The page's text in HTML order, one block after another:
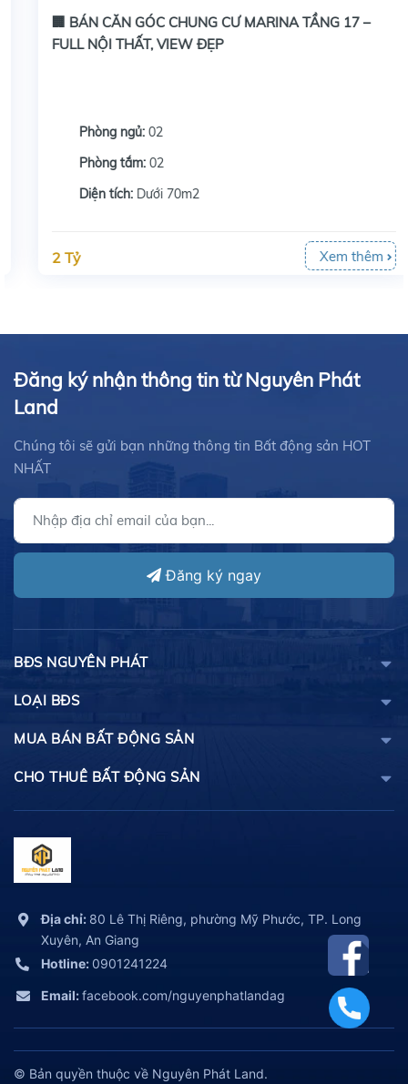
🏢 BÁN CĂN GÓC CHUNG CƯ MARINA TẦNG 17 –
FULL NỘI THẤT, VIEW ĐẸP
Phòng ngủ:02
Phòng tắm:02
Diện tích:Dưới 70m2
2 Tỷ Xem thêm
Đăng ký nhận thông tin từ Nguyên Phát
Land
Chúng tôi sẽ gửi bạn những thông tin Bất động sản HOT
NHẤT
Đăng ký ngay
BĐS NGUYÊN PHÁT
LOẠI BĐS
MUA BÁN BẤT ĐỘNG SẢN
CHO THUÊ BẤT ĐỘNG SẢN
Địa chỉ: 80 Lê Thị Riêng, phường Mỹ Phước, TP. Long
Xuyên, An Giang
Hotline: 0901241224
Email:facebook.com/nguyenphatlandag
© Bản quyền thuộc về Nguyên Phát Land.